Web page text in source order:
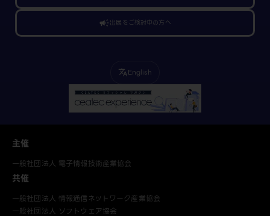
campaign出展をご検討中の方へ
translateEnglish
主催
一般社団法人 電子情報技術産業協会
共催
一般社団法人 情報通信ネットワーク産業協会
一般社団法人 ソフトウェア協会